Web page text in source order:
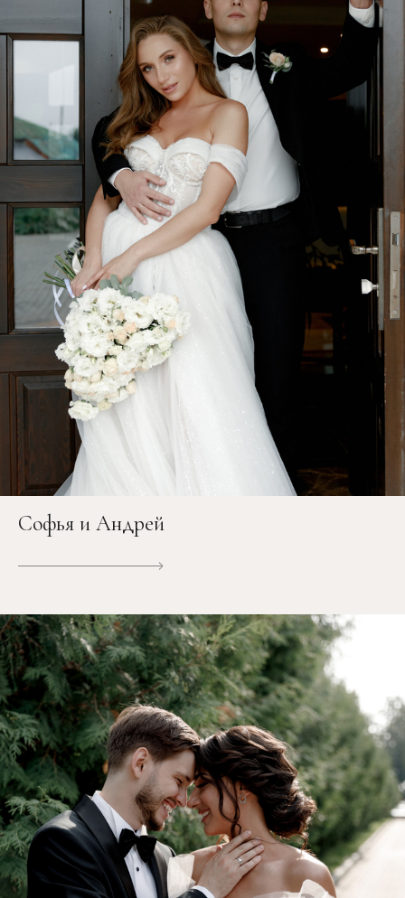
Софья и Андрей